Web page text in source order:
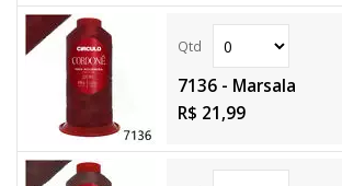
7136 - Marsala
R$ 21,99